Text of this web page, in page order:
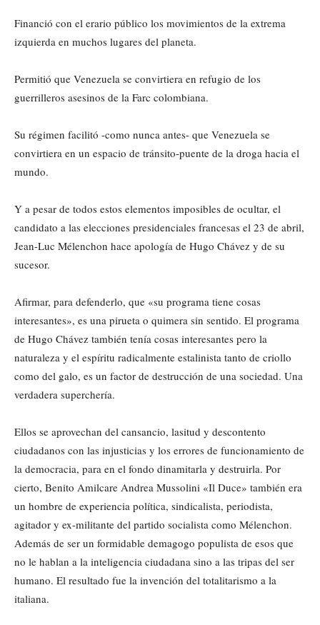
Financió con el erario público los movimientos de la extrema
izquierda en muchos lugares del planeta.
Permitió que Venezuela se convirtiera en refugio de los
guerrilleros asesinos de la Farc colombiana.
Su régimen facilitó -como nunca antes- que Venezuela se
convirtiera en un espacio de tránsito-puente de la droga hacia el
mundo.
Y a pesar de todos estos elementos imposibles de ocultar, el
candidato a las elecciones presidenciales francesas el 23 de abril,
Jean-Luc Mélenchon hace apología de Hugo Chávez y de su
sucesor.
Afirmar, para defenderlo, que «su programa tiene cosas
interesantes», es una pirueta o quimera sin sentido. El programa
de Hugo Chávez también tenía cosas interesantes pero la
naturaleza y el espíritu radicalmente estalinista tanto de criollo
como del galo, es un factor de destrucción de una sociedad. Una
verdadera superchería.
Ellos se aprovechan del cansancio, lasitud y descontento
ciudadanos con las injusticias y los errores de funcionamiento de
la democracia, para en el fondo dinamitarla y destruirla. Por
cierto, Benito Amilcare Andrea Mussolini «Il Duce» también era
un hombre de experiencia política, sindicalista, periodista,
agitador y ex-militante del partido socialista como Mélenchon.
Además de ser un formidable demagogo populista de esos que
no le hablan a la inteligencia ciudadana sino a las tripas del ser
humano. El resultado fue la invención del totalitarismo a la
italiana.